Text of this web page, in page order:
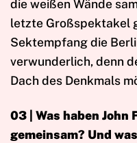
die weißen Wände
letzte Großspektakel
Sektempfang die
verwunderlich, denn
Dach des Denkmals
03 | Was haben John
gemeinsam? Und